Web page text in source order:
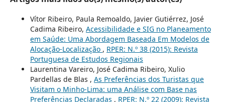
Vítor Ribeiro, Paula Remoaldo, Javier Gutiérrez, José
Cadima Ribeiro, Acessibilidade e SIG no Planeamento
em Saúde: Uma Abordagem Baseada Em Modelos de
Alocação-Localização , RPER: N.º 38 (2015): Revista
Portuguesa de Estudos Regionais
Laurentina Vareiro, José Cadima Ribeiro, Xulio
Pardellas de Blas , As Preferências dos Turistas que
Visitam o Minho-Lima: uma Análise com Base nas
Preferências Declaradas , RPER: N.º 22 (2009): Revista